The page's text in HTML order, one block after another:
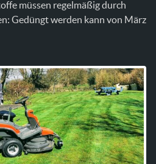
müssen regelmäßig durch
Gedüngt werden kann von März